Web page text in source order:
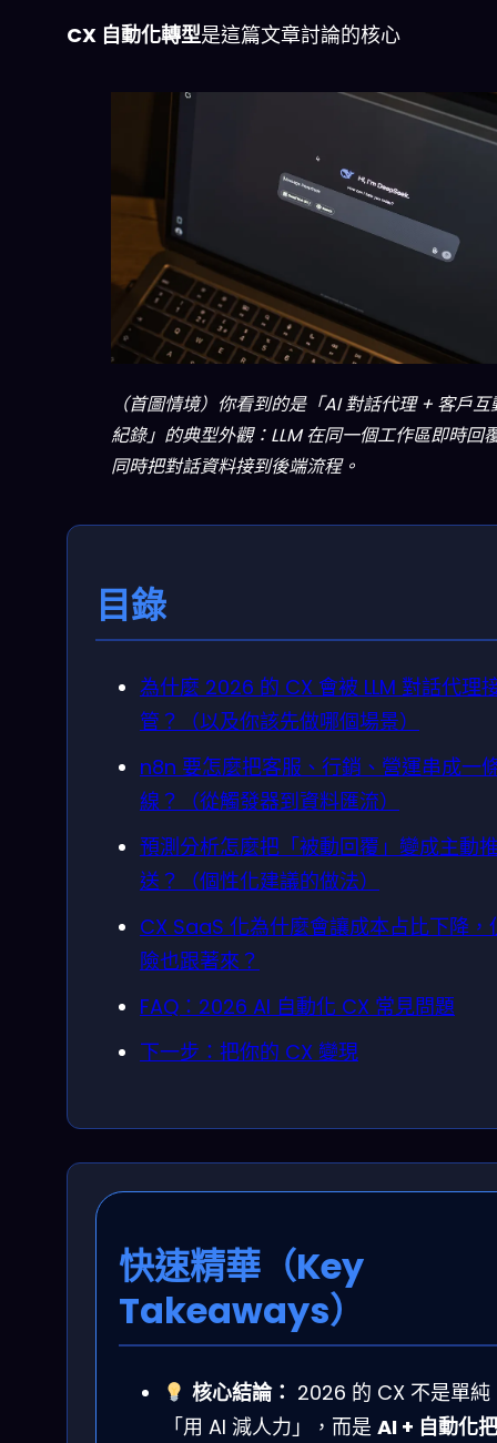
CX 自動化轉型是這篇文章討論的核心
（首圖情境）你看到的是「AI 對話代理 + 客戶互
紀錄」的典型外觀：LLM 在同一個工作區即時回
同時把對話資料接到後端流程。
目錄
為什麼 2026 的 CX 會被 LLM 對話代理
管？（以及你該先做哪個場景）
n8n 要怎麼把客服、行銷、營運串成一
線？（從觸發器到資料匯流）
預測分析怎麼把「被動回覆」變成主動
送？（個性化建議的做法）
CX SaaS 化為什麼會讓成本占比下降，
險也跟著來？
FAQ：2026 AI 自動化 CX 常見問題
下一步：把你的 CX 變現
快速精華（Key
Takeaways）
核心結論： 2026 的 CX 不是單純
「用 AI 減人力」，而是 AI + 自動化把